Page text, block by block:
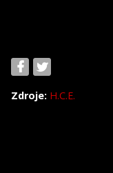
Zdroje: H.C.E.